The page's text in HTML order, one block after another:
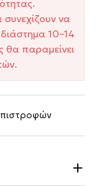
να
10–14
θα παραμείνει